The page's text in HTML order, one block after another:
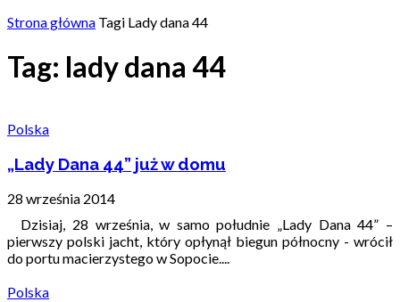
Strona główna Tagi Lady dana 44
Tag: lady dana 44
Polska
„Lady Dana 44” już w domu
28 września 2014
Dzisiaj, 28 września, w samo południe „Lady Dana 44” –
pierwszy polski jacht, który opłynął biegun północny - wrócił
do portu macierzystego w Sopocie....
Polska